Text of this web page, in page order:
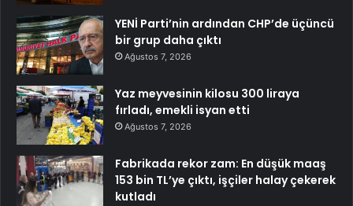
YENİ Parti’nin ardından CHP’de üçüncü
bir grup daha çıktı
Ağustos 7, 2026
Yaz meyvesinin kilosu 300 liraya
fırladı, emekli isyan etti
Ağustos 7, 2026
Fabrikada rekor zam: En düşük maaş
153 bin TL’ye çıktı, işçiler halay çekerek
kutladı